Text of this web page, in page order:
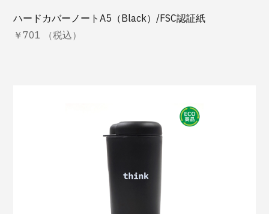
ハードカバーノートA5（Black）/FSC認証紙
￥701 （税込）